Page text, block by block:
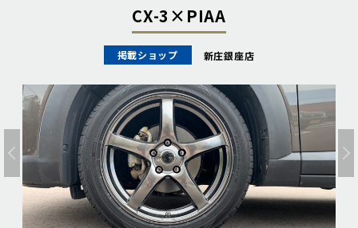
CX-3×PIAA
掲載ショップ 新庄銀座店